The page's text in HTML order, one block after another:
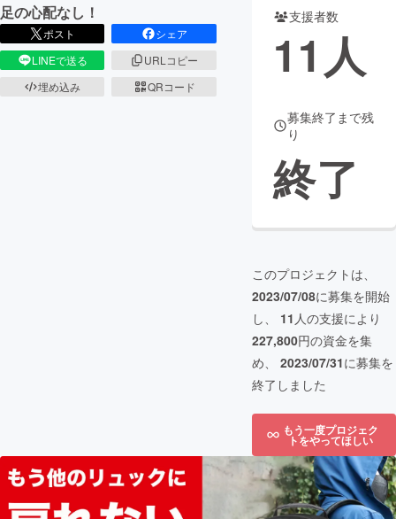
足の心配なし！
ポスト
シェア
LINEで送る
URLコピー
埋め込み
QRコード
支援者数
11 人
募集終了まで残
り
終了
このプロジェクトは、
2023/07/08に募集を開始
し、 11 人の支援により
227,800円の資金を集
め、 2023/07/31に募集を
終了しました
もう一度プロジェク
トをやってほしい